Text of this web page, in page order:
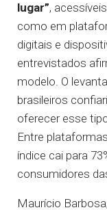
lugar”,
como em
digitais e
entrevistados
modelo. O
brasileiros
oferecer esse
Entre
índice cai para
consumidores
Maurício